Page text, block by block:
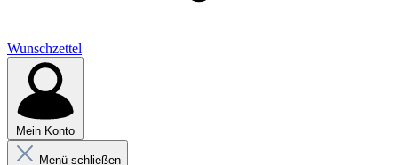
Wunschzettel
Mein Konto
Menü schließen